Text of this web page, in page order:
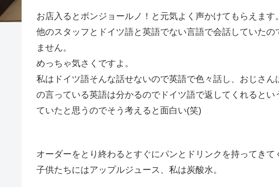
お店入るとボンジョールノ！と元気よく声かけてもらえます。
他のスタッフとドイツ語と英語でない言語で会話していた
ません。
めっちゃ気さくですよ。
私はドイツ語そんな話せないので英語で色々話し、おじさ
の言っている英語は分かるのでドイツ語で返してくれると
ていたと思うのでそう考えると面白い(笑)
オーダーをとり終わるとすぐにパンとドリンクを持ってきて
子供たちにはアップルジュース、私は炭酸水。